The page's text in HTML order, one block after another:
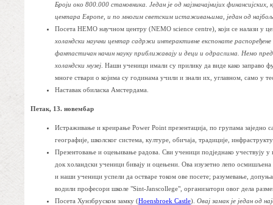
Броји око 800.000 становника. Један је од најзначајнијих
центара Европе, и по многим светским истаживањима, један од
Посета НЕМО научном центру (NEMO science centre), који се налази у
холандски научни центар садржи интерактивне експонате
фантастичан начин науку приближавају и деци и одраслима. Немо
холандски музеј . Наши ученици имали су прилику да виде како заправо
многе ствари о којима су годинама учили и знали их, углавном, само у
Наставак обиласка Амстердама.
Петак, 13. новембар
Истраживање и креирање Power Point презентација, по групама
географије, школског система, културе, обичаја, традиције,
Презентовање и оцењивање радова. Сви ученици подједнако учествују
док холандски ученици бивају и оцењени. Ова изузетно лепо осмишљена
и наши ученици успели да остваре током ове посете; разумевање,
водили професори школе "Sint-Janscollege", организатори овог дела
Посета Хунзбруском замку (Hoensbroek Castle). Овај замак је један од